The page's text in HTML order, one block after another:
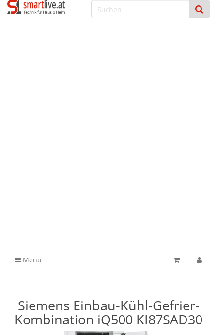
Menü
Siemens Einbau-Kühl-Gefrier-
Kombination iQ500 KI87SAD30